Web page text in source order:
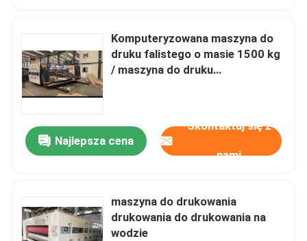
Filmy
O nas
Kontrola jakości
Komputeryzowana maszyna do
druku falistego o masie 1500 kg
/ maszyna do druku
Najlepsza cena
Skontaktuj się z
nami
maszyna do drukowania
drukowania do drukowania na
wodzie